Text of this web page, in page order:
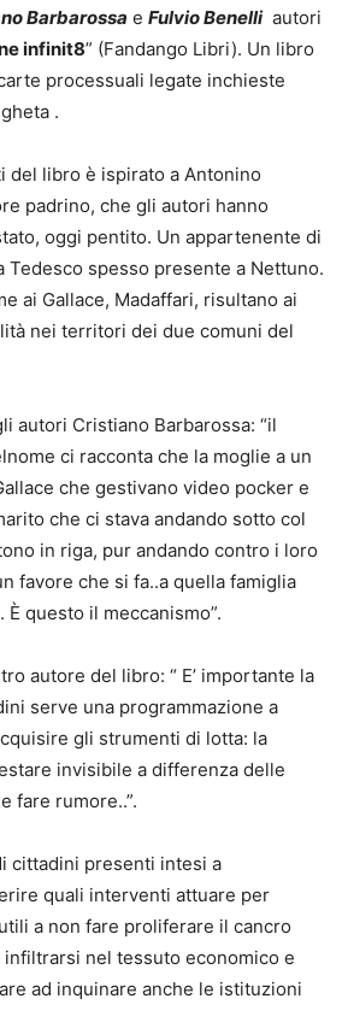
Barbarossa e Fulvio Benelliautori
infinit8” (Fandango Libri). Un libro
processuali legate inchieste
.
del libro è ispirato a Antonino
padrino, che gli autori hanno
oggi pentito. Un appartenente di
Tedesco spesso presente a Nettuno.
ai Gallace, Madaffari, risultano ai
nei territori dei due comuni del
autori Cristiano Barbarossa: “il
ci racconta che la moglie a un
che gestivano video pocker e
che ci stava andando sotto col
in riga, pur andando contro i loro
favore che si fa..a quella famiglia
questo il meccanismo”.
autore del libro: “ E’ importante la
serve una programmazione a
gli strumenti di lotta: la
invisibile a differenza delle
fare rumore..”.
cittadini presenti intesi a
quali interventi attuare per
a non fare proliferare il cancro
nel tessuto economico e
ad inquinare anche le istituzioni